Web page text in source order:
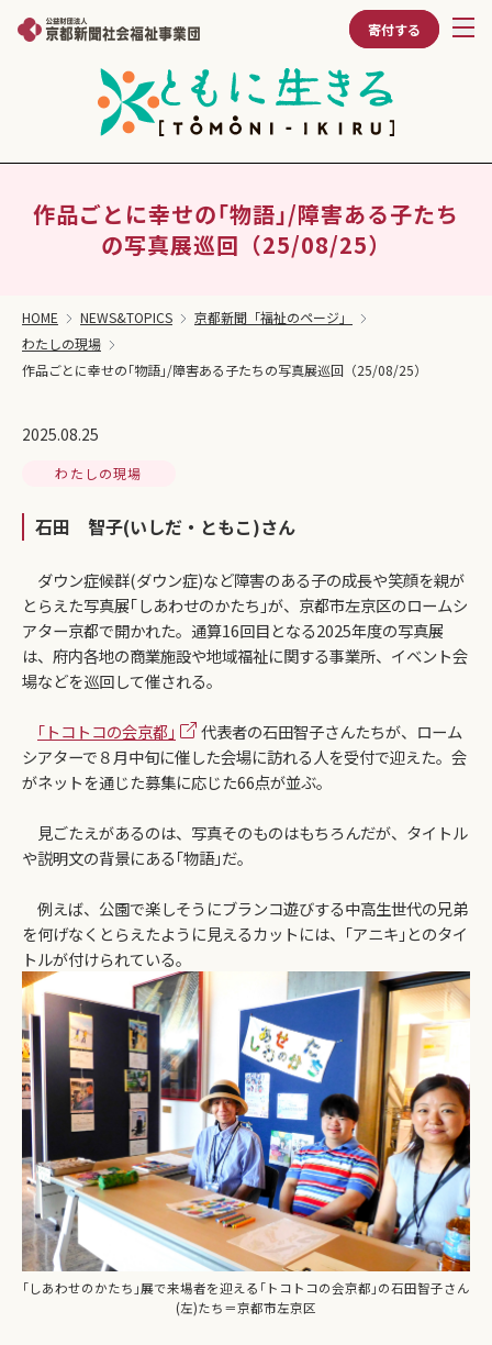
寄付する
作品ごとに幸せの｢物語｣/障害ある子たち
の写真展巡回（25/08/25）
HOME NEWS&TOPICS
京都新聞「福祉のページ」
わたしの現場
作品ごとに幸せの｢物語｣/障害ある子たちの写真展巡回（25/08/25）
2025.08.25
わたしの現場
石田 智子(いしだ・ともこ)さん
ダウン症候群(ダウン症)など障害のある子の成長や笑顔を親が
とらえた写真展｢しあわせのかたち｣が、京都市左京区のロームシ
アター京都で開かれた。通算16回目となる2025年度の写真展
は、府内各地の商業施設や地域福祉に関する事業所、イベント会
場などを巡回して催される。
｢トコトコの会京都｣
代表者の石田智子さんたちが、ローム
シアターで８月中旬に催した会場に訪れる人を受付で迎えた。会
がネットを通じた募集に応じた66点が並ぶ。
見ごたえがあるのは、写真そのものはもちろんだが、タイトル
や説明文の背景にある｢物語｣だ。
例えば、公園で楽しそうにブランコ遊びする中高生世代の兄弟
を何げなくとらえたように見えるカットには、｢アニキ｣とのタイ
トルが付けられている。
｢しあわせのかたち｣展で来場者を迎える｢トコトコの会京都｣の石田智子さん
(左)たち＝京都市左京区